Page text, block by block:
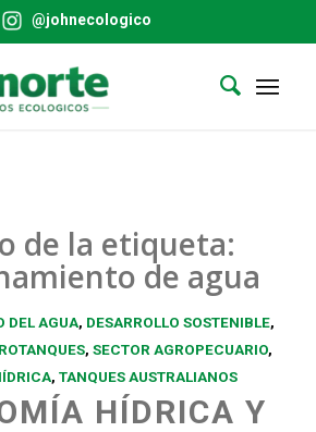
@johnecologico
de la etiqueta:
de agua
DEL AGUA, DESARROLLO SOSTENIBLE,
, SECTOR AGROPECUARIO,
, TANQUES AUSTRALIANOS
HÍDRICA Y